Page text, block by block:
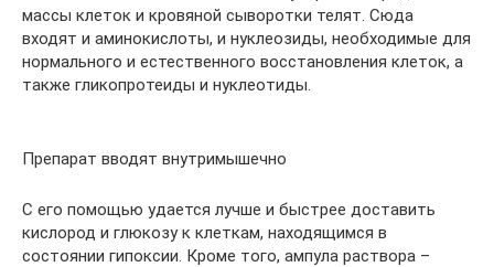
массы клеток и кровяной сыворотки телят. Сюда
входят и аминокислоты, и нуклеозиды, необходимые для
нормального и естественного восстановления клеток, а
также гликопротеиды и нуклеотиды.
Препарат вводят внутримышечно
С его помощью удается лучше и быстрее доставить
кислород и глюкозу к клеткам, находящимся в
состоянии гипоксии. Кроме того, ампула раствора –